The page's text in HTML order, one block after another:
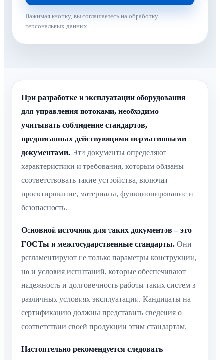
Нажимая кнопку, вы соглашаетесь на обработку
персональных данных.
При разработке и эксплуатации оборудования
для управления потоками, необходимо
учитывать соблюдение стандартов,
предписанных действующими нормативными
документами. Эти документы определяют
характеристики и требования, которым обязаны
соответствовать такие устройства, включая
проектирование, материалы, функционирование и
безопасность.
Основной источник для таких документов – это
ГОСТы и межгосударственные стандарты. Они
регламентируют не только параметры конструкции,
но и условия испытаний, которые обеспечивают
надежность и долговечность работы таких систем в
различных условиях эксплуатации. Кандидаты на
сертификацию должны представить сведения о
соответствии своей продукции этим стандартам.
Настоятельно рекомендуется следовать